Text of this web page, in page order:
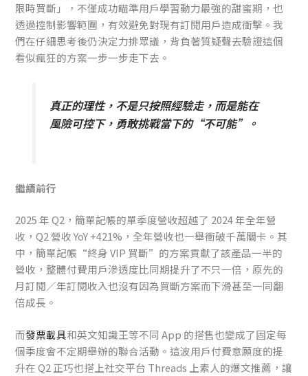
限時買斷」，不僅成功瞄準用戶學習動力最強的甜蜜期，也
透過控制影響範圍，有效避免對現有訂閱用戶造成衝擊。我
們在仔細思考後仍決定力排眾議，背負著質疑聲去驗證這個
看似瘋狂的方案一步一步走下去。
真正的理性，不是只按照經驗走，而是能在
風險可控下，勇敢挑戰當下的“不可能”。
繼續前行
2025 年 Q2，簡單記帳的單季度營收超越了 2024 年全年營
收，Q2 營收 YoY +421%，全年營收也一舉衝破千萬關卡。其
中，簡單記帳“終身 VIP 買斷”的方案貢獻了該產品一半的
營收，整體付費用戶滲透度比同期提升了不只一倍，原先的
月訂閱／年訂閱收入也沒有因為買斷方案而下滑甚至一同翻
倍成長。
而發票載具和英文知識王等不同 App 的搭售也變成了固定每
個季度會不定期舉辦的聯合活動。這波用戶付費意願度的提
升在 Q2 正巧也搭上社交平台 Threads 上素人的爆文推薦，讓